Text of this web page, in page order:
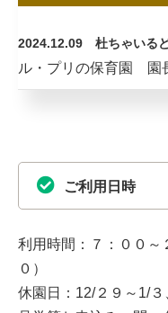
2024.12.09 杜ちゃいる
ル・プリの保育園 園
ご利用日時
利用時間：７：００～
０）
休園日：12/２９～1/３